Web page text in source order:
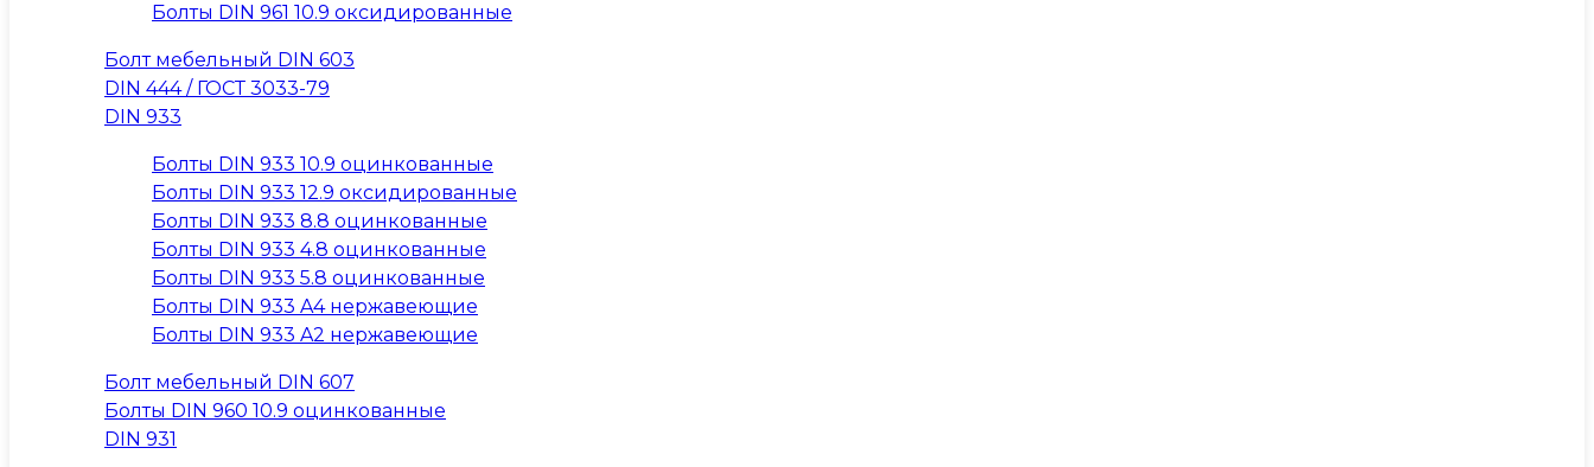
Болты DIN 961 10.9 оксидированные
Болт мебельный DIN 603
DIN 444 / ГОСТ 3033-79
DIN 933
Болты DIN 933 10.9 оцинкованные
Болты DIN 933 12.9 оксидированные
Болты DIN 933 8.8 оцинкованные
Болты DIN 933 4.8 оцинкованные
Болты DIN 933 5.8 оцинкованные
Болты DIN 933 A4 нержавеющие
Болты DIN 933 A2 нержавеющие
Болт мебельный DIN 607
Болты DIN 960 10.9 оцинкованные
DIN 931